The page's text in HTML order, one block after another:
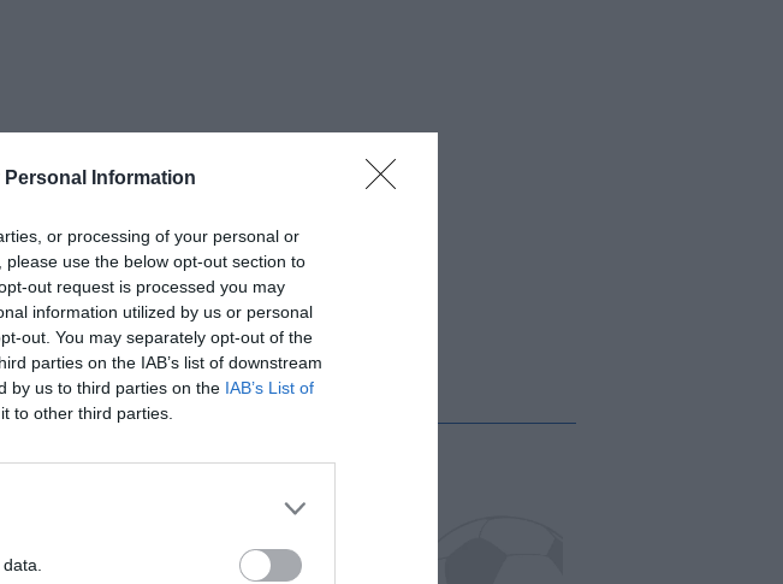
Personal Information
or processing of your personal or
use the below opt-out section to
out request is processed you may
information utilized by us or personal
out. You may separately opt-out of the
parties on the IAB’s list of downstream
by us to third parties on the IAB’s List of
to other third parties.